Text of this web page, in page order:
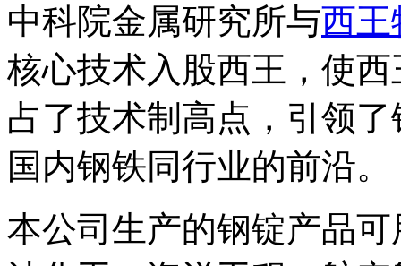
中科院金属研究所与西王
核心技术入股西王，使
占了技术制高点，引领
国内钢铁同行业的前沿。
本公司生产的钢锭产品